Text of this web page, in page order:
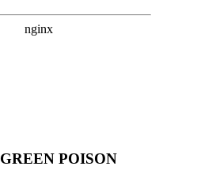
GREEN POISON